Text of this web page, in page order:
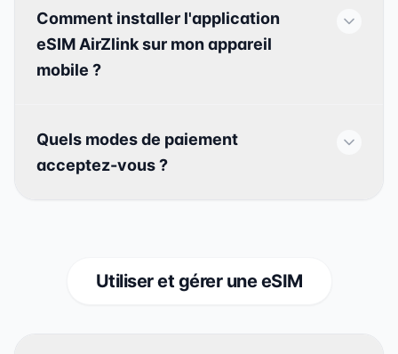
Comment installer l'application
eSIM AirZlink sur mon appareil
mobile ?
Quels modes de paiement
acceptez-vous ?
Utiliser et gérer une eSIM